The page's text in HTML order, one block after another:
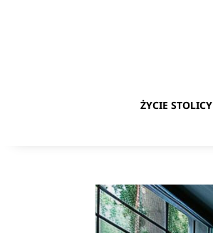
ŻYCIE STOLICY